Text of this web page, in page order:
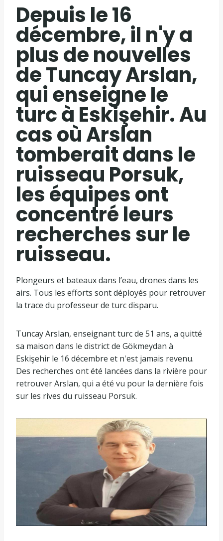
Depuis le 16
décembre, il n'y a
plus de nouvelles
de Tuncay Arslan,
qui enseigne le
turc à Eskişehir. Au
cas où Arslan
tomberait dans le
ruisseau Porsuk,
les équipes ont
concentré leurs
recherches sur le
ruisseau.
Plongeurs et bateaux dans l’eau, drones dans les
airs. Tous les efforts sont déployés pour retrouver
la trace du professeur de turc disparu.
Tuncay Arslan, enseignant turc de 51 ans, a quitté
sa maison dans le district de Gökmeydan à
Eskişehir le 16 décembre et n'est jamais revenu.
Des recherches ont été lancées dans la rivière pour
retrouver Arslan, qui a été vu pour la dernière fois
sur les rives du ruisseau Porsuk.